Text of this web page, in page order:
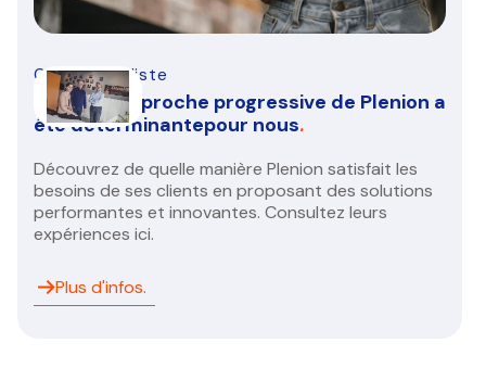
CVC spécialiste
Duall - L’approche progressive de Plenion a
été déterminantepour nous.
Découvrez de quelle manière Plenion satisfait les
besoins de ses clients en proposant des solutions
performantes et innovantes. Consultez leurs
expériences ici.
Plus d'infos.